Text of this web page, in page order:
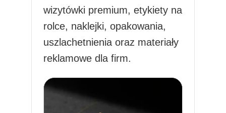
wizytówki premium, etykiety na
rolce, naklejki, opakowania,
uszlachetnienia oraz materiały
reklamowe dla firm.